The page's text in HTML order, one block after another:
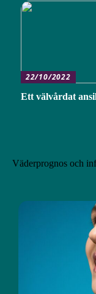
22/10/2022
Ett välvårdat
Väderprognos och